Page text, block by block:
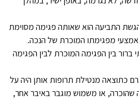
התביעה הוא שאותה פגימה מסוימת
אמצעי מפגימתו המוכרת של הנכה.
ברור בין הפגימה המוכרת לבין הפגימה
כתוצאה מנטילת תרופות אותן היה על
שהוכרה, או משמוש מוגבר באיבר אחר,